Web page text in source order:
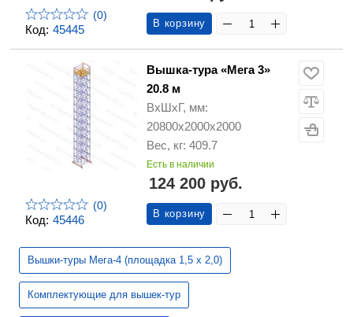
Код: 45445
(0)
В корзину
Код: 45446
(0)
Вышка-тура «Мега 3»
20.8 м
ВхШхГ, мм:
20800х2000х2000
Вес, кг: 409.7
Есть в наличии
124 200 руб.
В корзину
Вышки-туры Мега-4 (площадка 1,5 х 2,0)
Комплектующие для вышек-тур